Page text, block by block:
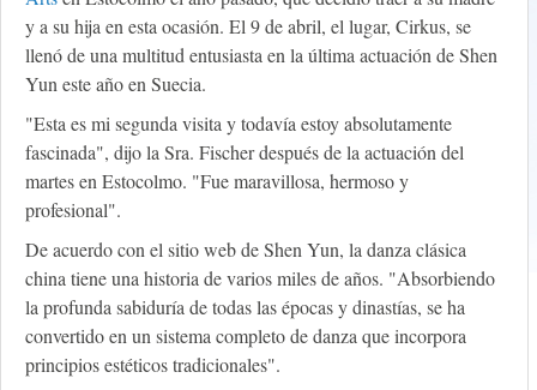
y a su hija en esta ocasión. El 9 de abril, el lugar, Cirkus, se
llenó de una multitud entusiasta en la última actuación de Shen
Yun este año en Suecia.
"Esta es mi segunda visita y todavía estoy absolutamente
fascinada", dijo la Sra. Fischer después de la actuación del
martes en Estocolmo. "Fue maravillosa, hermoso y
profesional".
De acuerdo con el sitio web de Shen Yun, la danza clásica
china tiene una historia de varios miles de años. "Absorbiendo
la profunda sabiduría de todas las épocas y dinastías, se ha
convertido en un sistema completo de danza que incorpora
principios estéticos tradicionales".